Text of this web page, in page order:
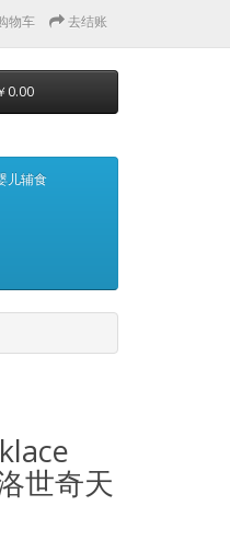
物车 去结账
0.00
儿辅食
世奇天